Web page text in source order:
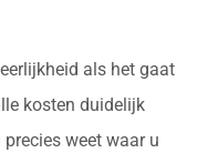
als het gaat
kosten duidelijk
weet waar u